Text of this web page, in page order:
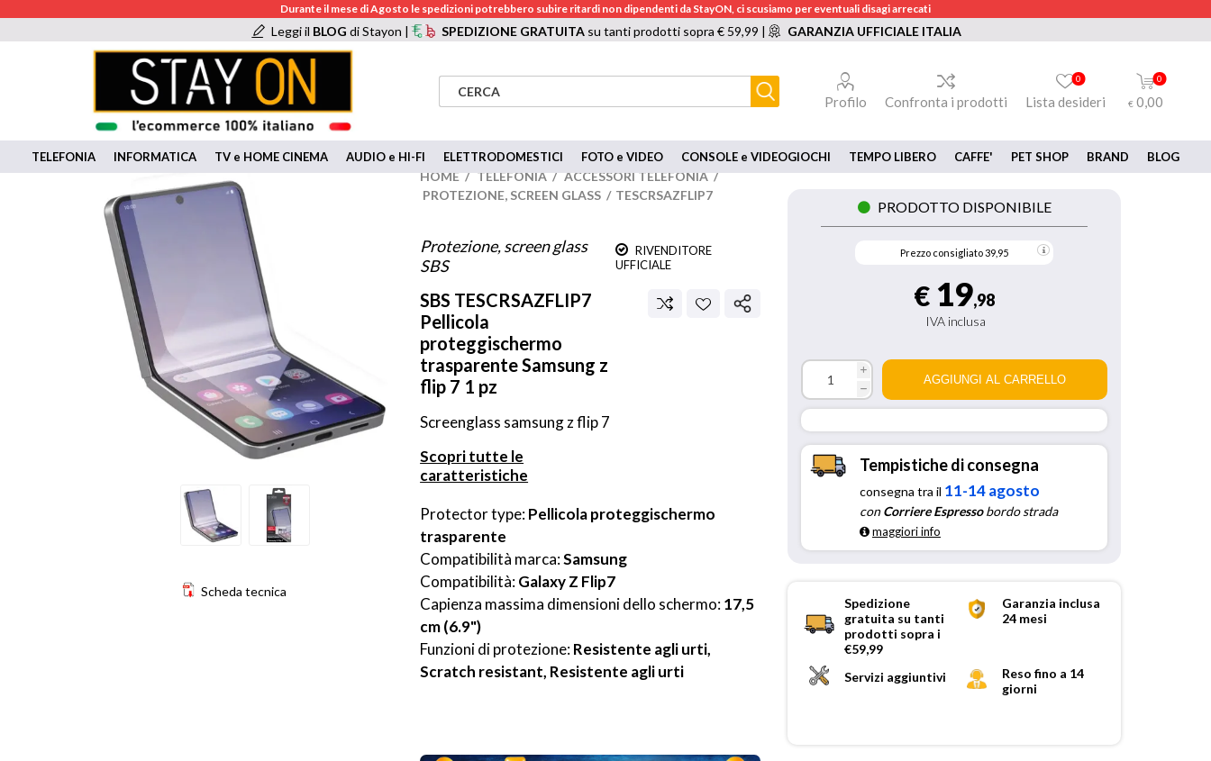
Durante il mese di Agosto le spedizioni potrebbero subire ritardi non dipendenti da StayON, ci scusiamo per eventuali disagi arrecati
Leggi il BLOGdi Stayon | SPEDIZIONE GRATUITAsu tanti prodotti sopra € 59,99 | GARANZIA UFFICIALE ITALIA
Profilo Confronta i prodotti Lista desideri
0 0
€ 0,00
TELEFONIA INFORMATICA TV e HOME CINEMA AUDIO e HI-FI ELETTRODOMESTICI FOTO e VIDEO CONSOLE e VIDEOGIOCHI TEMPO LIBERO CAFFE' PET SHOP BRAND BLOG
Scheda tecnica
HOME / TELEFONIA / ACCESSORI TELEFONIA /
PROTEZIONE, SCREEN GLASS / TESCRSAZFLIP7
Protezione, screen glass
SBS
RIVENDITORE
UFFICIALE
SBS TESCRSAZFLIP7
Pellicola
proteggischermo
trasparente Samsung z
flip 7 1 pz
Screenglass samsung z flip 7
Scopri tutte le
caratteristiche
Protector type: Pellicola proteggischermo
trasparente
Compatibilità marca: Samsung
Compatibilità: Galaxy Z Flip7
Capienza massima dimensioni dello schermo: 17,5
cm (6.9")
Funzioni di protezione: Resistente agli urti,
Scratch resistant, Resistente agli urti
PRODOTTO DISPONIBILE
Prezzo consigliato39,95
€ 19,98
IVA inclusa
i
h
Tempistiche di consegna
consegna tra il 11-14 agosto
conCorriere Espressobordo strada
maggiori info
Spedizione
gratuita su tanti
prodotti sopra i
€59,99
Garanzia inclusa
24 mesi
Servizi aggiuntivi
Reso fino a 14
giorni